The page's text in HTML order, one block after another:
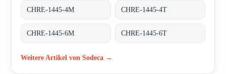
CHRE-1445-4M CHRE-1445-4T
CHRE-1445-6M CHRE-1445-6T
Weitere Artikel von Sodeca →